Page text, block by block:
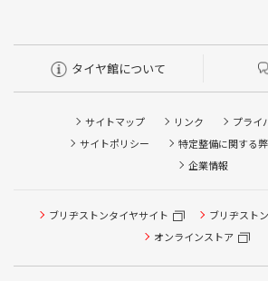
タイヤ館について
サイトマップ リンク
プライ
サイトポリシー
特定整備に関する
企業情報
ブリヂストンタイヤサイト
ブリヂスト
オンラインストア